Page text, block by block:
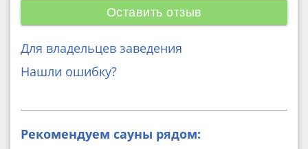
Оставить отзыв
Для владельцев заведения
Нашли ошибку?
Рекомендуем сауны рядом: